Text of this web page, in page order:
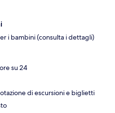
i bambini (consulta i dettagli)
su 24
di escursioni e biglietti